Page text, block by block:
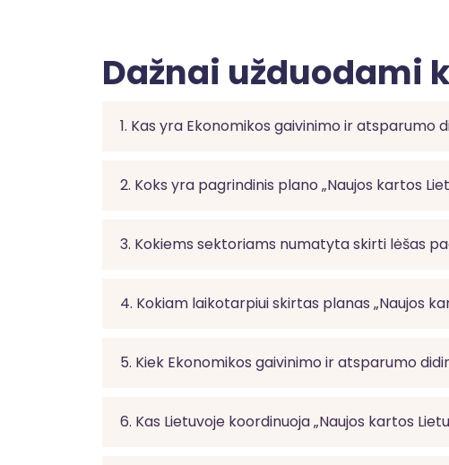
Dažnai užduodami
1. Kas yra Ekonomikos gaivinimo ir atsparumo
2. Koks yra pagrindinis plano „Naujos kartos
3. Kokiems sektoriams numatyta skirti lėšas
4. Kokiam laikotarpiui skirtas planas „Naujos
5. Kiek Ekonomikos gaivinimo ir atsparumo
6. Kas Lietuvoje koordinuoja „Naujos kartos